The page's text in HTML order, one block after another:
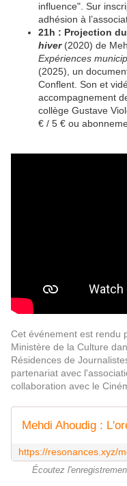
influence". Sur
adhésion à
21h : Projection
hiver(2020) de
Expériences
(2025), un
Conflent. Son et
accompagnement
collège Gustave
€ / 5 € ou
Cet événement est rendu
Ministère de la Culture
Résidences de
partenariat avec
collaboration avec le
Mehdi Ahoudig :
Écoutez